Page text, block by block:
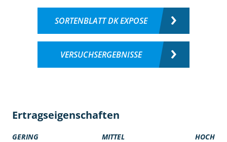
SORTENBLATT DK EXPOSE
VERSUCHSERGEBNISSE
Ertragseigenschaften
GERING MITTEL HOCH